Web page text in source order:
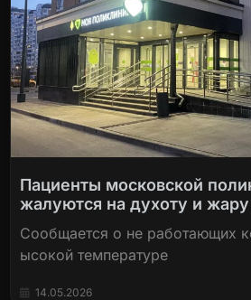
Пациенты московской
жалуются на духоту и жару
Сообщается о не работающих
ысокой температуре
14.05.2026